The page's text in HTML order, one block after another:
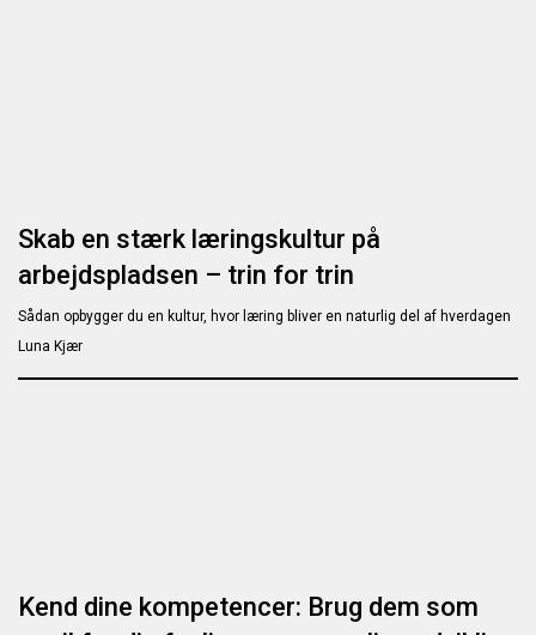
Skab en stærk læringskultur på
arbejdspladsen – trin for trin
Sådan opbygger du en kultur, hvor læring bliver en naturlig del af hverdagen
Luna Kjær
Kend dine kompetencer: Brug dem som